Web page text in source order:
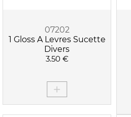
07202
1 Gloss A Levres Sucette
Divers
3.50 €